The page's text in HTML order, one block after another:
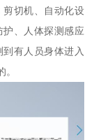
切机、自动化设
、人体探测感应
有人员身体进入